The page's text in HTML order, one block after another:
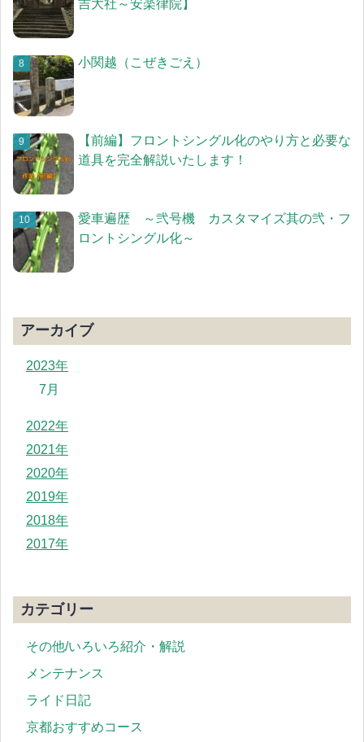
吉大社～安楽律院】
小関越（こぜきごえ）
【前編】フロントシングル化のやり方と必要な
道具を完全解説いたします！
愛車遍歴 ～弐号機 カスタマイズ其の弐・フ
ロントシングル化～
アーカイブ
2023年
7月
2022年
2021年
2020年
2019年
2018年
2017年
カテゴリー
その他/いろいろ紹介・解説
メンテナンス
ライド日記
京都おすすめコース